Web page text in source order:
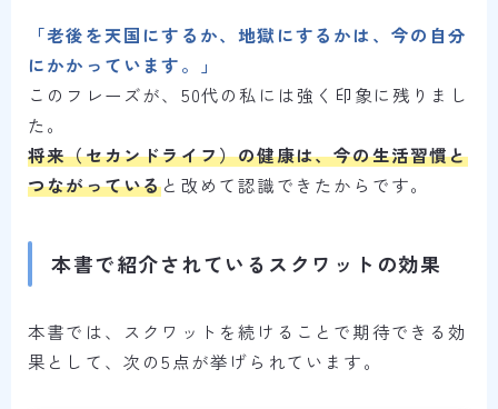
「老後を天国にするか、地獄にするかは、今の自分
にかかっています。」
このフレーズが、50代の私には強く印象に残りまし
た。
将来（セカンドライフ）の健康は、今の生活習慣と
つながっていると改めて認識できたからです。
本書で紹介されているスクワットの効果
本書では、スクワットを続けることで期待できる効
果として、次の5点が挙げられています。